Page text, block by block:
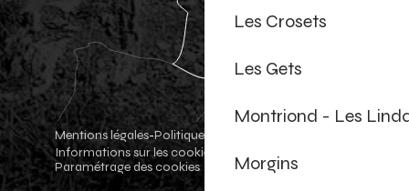
Les Crosets
Les Gets
Montriond - Les
Morgins
Mentions légales-Politique de confidentialité
Informations sur les cookies
Paramétrage des cookies